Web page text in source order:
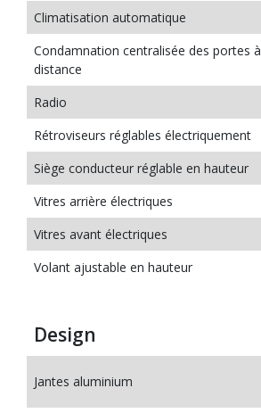
Climatisation automatique
Condamnation centralisée des portes à
distance
Radio
Rétroviseurs réglables électriquement
Siège conducteur réglable en hauteur
Vitres arrière électriques
Vitres avant électriques
Volant ajustable en hauteur
Design
Jantes aluminium